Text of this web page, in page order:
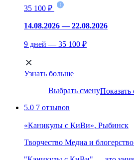
35 100 ₽
14.08.2026 — 22.08.2026
9 дней — 35 100 ₽
Узнать больше
Выбрать смену
5.0 7 отзывов
«Каникулы с КиВи», Рыбинск
Творчество Медиа и блогерство